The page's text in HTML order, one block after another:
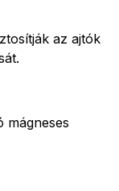
az ajtók
mágneses